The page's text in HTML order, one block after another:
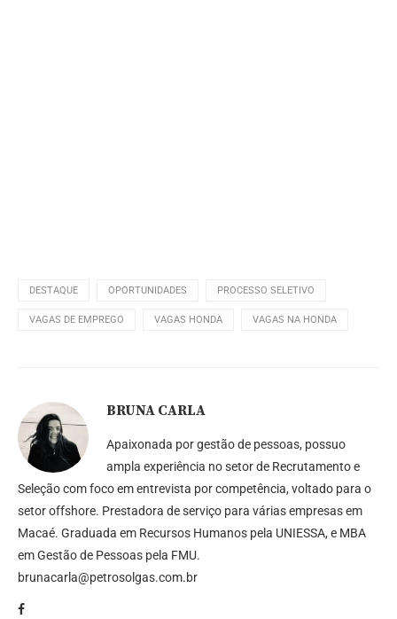
DESTAQUE OPORTUNIDADES PROCESSO SELETIVO
VAGAS DE EMPREGO VAGAS HONDA VAGAS NA HONDA
BRUNA CARLA
Apaixonada por gestão de pessoas, possuo
ampla experiência no setor de Recrutamento e
Seleção com foco em entrevista por competência, voltado para o
setor offshore. Prestadora de serviço para várias empresas em
Macaé. Graduada em Recursos Humanos pela UNIESSA, e MBA
em Gestão de Pessoas pela FMU.
brunacarla@petrosolgas.com.br